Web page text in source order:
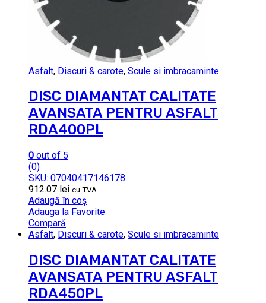
Asfalt, Discuri & carote, Scule si imbracaminte
DISC DIAMANTAT CALITATE
AVANSATA PENTRU ASFALT
RDA400PL
0 out of 5
(0)
SKU: 07040417146178
912.07 lei cu TVA
Adaugă în coș
Adauga la Favorite
Compară
Asfalt, Discuri & carote, Scule si imbracaminte
DISC DIAMANTAT CALITATE
AVANSATA PENTRU ASFALT
RDA450PL